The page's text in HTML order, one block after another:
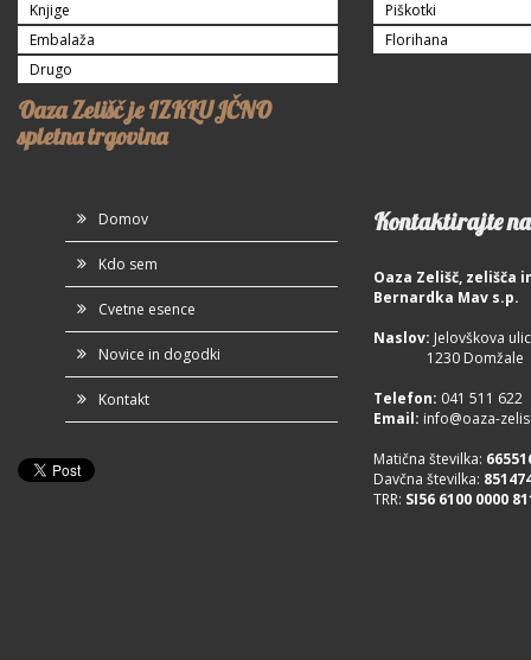
Knjige
Embalaža
Drugo
Oaza Zelišč je IZKLUJČNO
spletna trgovina
Piškotki
Florihana
Domov
Kdo sem
Cvetne esence
Novice in dogodki
Kontakt
Kontaktirajte
Oaza Zelišč, zelišča
Bernardka Mav s.p.
Naslov: Jelovškova
1230 Domžale
Telefon: 041 511 622
Email: info@oaza-
Matična številka:
Davčna številka:
TRR: SI56 6100 0000